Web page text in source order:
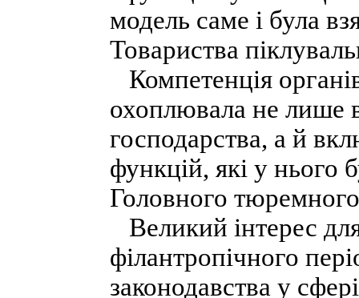
модель саме і була
Товариства
Компетенція
охоплювала не лише
господарства, а й
функцій, які у нього
Головного
Великий інтерес
філантропічного
законодавства у